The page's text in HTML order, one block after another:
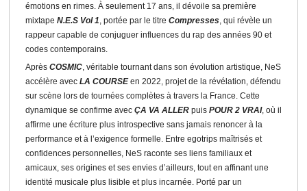
émotions en rimes. À seulement 17 ans, il dévoile sa première
mixtape N.E.S Vol 1 , portée par le titre Compresses, qui révèle un
rappeur capable de conjuguer influences du rap des années 90 et
codes contemporains.
Après COSMIC, véritable tournant dans son évolution artistique, NeS
accélère avec LA COURSE en 2022, projet de la révélation, défendu
sur scène lors de tournées complètes à travers la France. Cette
dynamique se confirme avec ÇA VA ALLER puis POUR 2 VRAI, où il
affirme une écriture plus introspective sans jamais renoncer à la
performance et à l’exigence formelle. Entre egotrips maîtrisés et
confidences personnelles, NeS raconte ses liens familiaux et
amicaux, ses origines et ses envies d’ailleurs, tout en affinant une
identité musicale plus lisible et plus incarnée. Porté par un